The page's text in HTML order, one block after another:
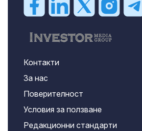
Контакти
За нас
Поверителност
Условия за ползване
Редакционни стандарти